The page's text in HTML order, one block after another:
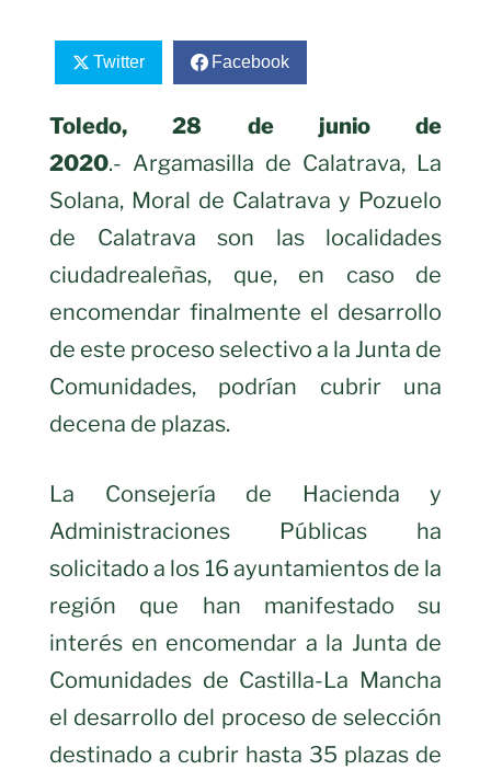
Twitter Facebook
Toledo, 28 de junio de
2020.- Argamasilla de Calatrava, La
Solana, Moral de Calatrava y Pozuelo
de Calatrava son las localidades
ciudadrealeñas, que, en caso de
encomendar finalmente el desarrollo
de este proceso selectivo a la Junta de
Comunidades, podrían cubrir una
decena de plazas.
La Consejería de Hacienda y
Administraciones Públicas ha
solicitado a los 16 ayuntamientos de la
región que han manifestado su
interés en encomendar a la Junta de
Comunidades de Castilla-La Mancha
el desarrollo del proceso de selección
destinado a cubrir hasta 35 plazas de